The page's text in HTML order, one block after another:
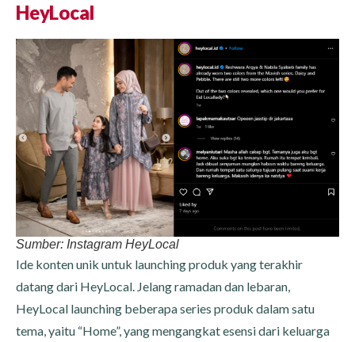
HeyLocal
Sumber: Instagram HeyLocal
Ide konten unik untuk launching produk yang terakhir
datang dari HeyLocal. Jelang ramadan dan lebaran,
HeyLocal launching beberapa series produk dalam satu
tema, yaitu “Home”, yang mengangkat esensi dari keluarga